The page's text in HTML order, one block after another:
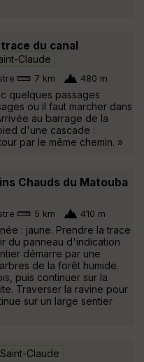
du canal
Claude
7 km 480 m
quelques passages
ou il faut marcher dans
au barrage de la
d'une cascade :
par le même chemin. »
Chauds du Matouba
5 km 410 m
: jaune. Prendre la trace
du panneau d'indication
démarre par une
de la forêt humide.
puis continuer sur la
Traverser la ravine pour
sur un large sentier
Saint-Claude